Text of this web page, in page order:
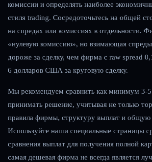
комиссии и определять наиболее
стиля trading. Сосредоточьтесь на общей
на спредах или комиссиях в отдельности.
«нулевую комиссию», но взимающая
дороже за сделку, чем фирма с raw spread
6 долларов США за круговую сделку.
Мы рекомендуем сравнить как минимум 3-
принимать решение, учитывая не только
правила фирмы, структуру выплат и общую
Используйте наши специальные страницы
сравнения выплат для получения полной
самая дешевая фирма не всегда является